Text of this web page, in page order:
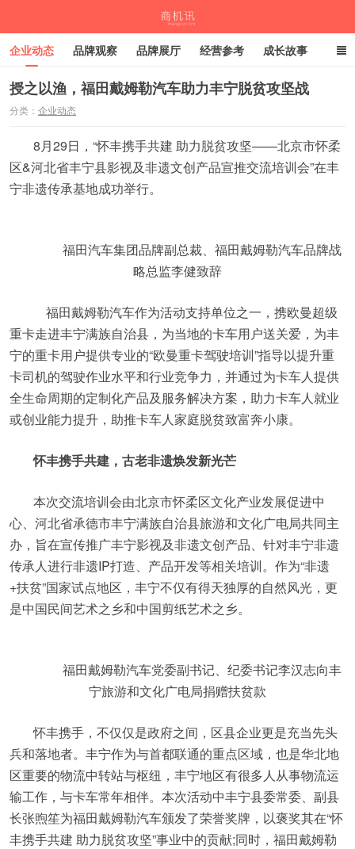
企业动态 品牌观察 品牌展厅 经营参考 成长故事
深度观察 伙伴计划
授之以渔，福田戴姆勒汽车助力丰宁脱贫攻坚战
分类： 企业动态
8月29日，“怀丰携手共建 助力脱贫攻坚——北京市怀柔
区&河北省丰宁县影视及非遗文创产品宣推交流培训会”在丰
宁非遗传承基地成功举行。
福田汽车集团品牌副总裁、福田戴姆勒汽车品牌战
略总监李健致辞
福田戴姆勒汽车作为活动支持单位之一，携欧曼超级
重卡走进丰宁满族自治县，为当地的卡车用户送关爱，为丰
宁的重卡用户提供专业的“欧曼重卡驾驶培训”指导以提升重
卡司机的驾驶作业水平和行业竞争力，并通过为卡车人提供
全生命周期的定制化产品及服务解决方案，助力卡车人就业
或创业能力提升，助推卡车人家庭脱贫致富奔小康。
怀丰携手共建，古老非遗焕发新光芒
本次交流培训会由北京市怀柔区文化产业发展促进中
心、河北省承德市丰宁满族自治县旅游和文化广电局共同主
办，旨在宣传推广丰宁影视及非遗文创产品、针对丰宁非遗
传承人进行非遗IP打造、产品开发等相关培训。作为“非遗
+扶贫”国家试点地区，丰宁不仅有得天独厚的自然风光，更
是中国民间艺术之乡和中国剪纸艺术之乡。
福田戴姆勒汽车党委副书记、纪委书记李汉志向丰
宁旅游和文化广电局捐赠扶贫款
怀丰携手，不仅仅是政府之间，区县企业更是充当先头
兵和落地者。丰宁作为与首都联通的重点区域，也是华北地
区重要的物流中转站与枢纽，丰宁地区有很多人从事物流运
输工作，与卡车常年相伴。本次活动中丰宁县委常委、副县
长张煦笙为福田戴姆勒汽车颁发了荣誉奖牌，以褒奖其在“怀
丰携手共建 助力脱贫攻坚”事业中的贡献;同时，福田戴姆勒